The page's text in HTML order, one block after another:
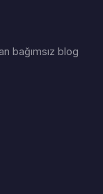
bağımsız blog